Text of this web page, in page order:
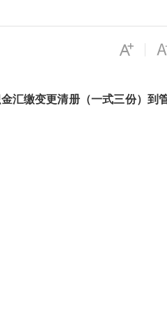
汇缴变更清册（一式三份）到